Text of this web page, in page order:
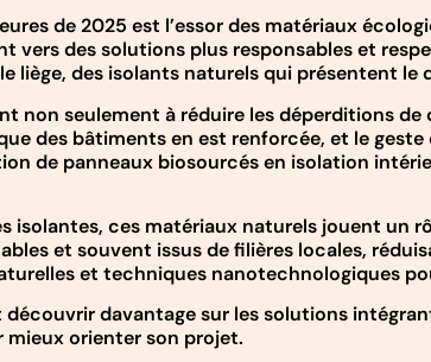
de 2025 est l’essor des matériaux
vers des solutions plus responsables et
liège, des isolants naturels qui présentent
non seulement à réduire les déperditions
des bâtiments en est renforcée, et le
de panneaux biosourcés en isolation
isolantes, ces matériaux naturels jouent
et souvent issus de filières locales,
et techniques nanotechnologiques
davantage sur les solutions
orienter son projet.